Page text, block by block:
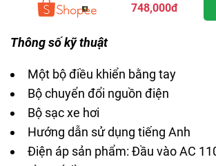
748,000đ
Thông số kỹ thuật
Một bộ điều khiển bằng tay
Bộ chuyển đổi nguồn điện
Bộ sạc xe hơi
Hướng dẫn sử dụng tiếng Anh
Điện áp sản phẩm: Đầu vào AC